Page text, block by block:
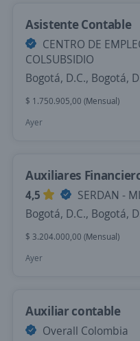
Asistente Contable
CENTRO DE
COLSUBSIDIO
Bogotá, D.C., Bogotá,
$ 1.750.905,00 (Mensual)
Ayer
Auxiliares
4,5
SERDAN -
Bogotá, D.C., Bogotá,
$ 3.204.000,00 (Mensual)
Ayer
Auxiliar contable
Overall Colombia